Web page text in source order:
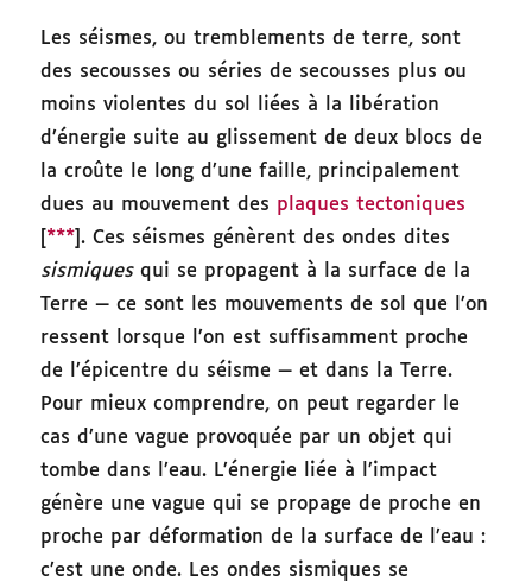
Les séismes, ou tremblements de terre, sont
des secousses ou séries de secousses plus ou
moins violentes du sol liées à la libération
d’énergie suite au glissement de deux blocs de
la croûte le long d’une faille, principalement
dues au mouvement des plaques tectoniques
*** ]. Ces séismes génèrent des ondes dites
sismiquesqui se propagent à la surface de la
Terre — ce sont les mouvements de sol que l’on
ressent lorsque l’on est suffisamment proche
de l’épicentre du séisme — et dans la Terre.
Pour mieux comprendre, on peut regarder le
cas d’une vague provoquée par un objet qui
tombe dans l’eau. L’énergie liée à l’impact
génère une vague qui se propage de proche en
proche par déformation de la surface de l’eau :
c’est une onde. Les ondes sismiques se